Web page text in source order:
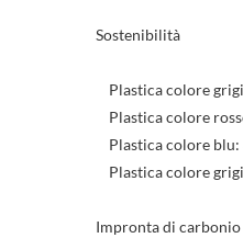
Sostenibilità
Plastica colore
Plastica colore
Plastica colore blu:
Plastica colore
Impronta di